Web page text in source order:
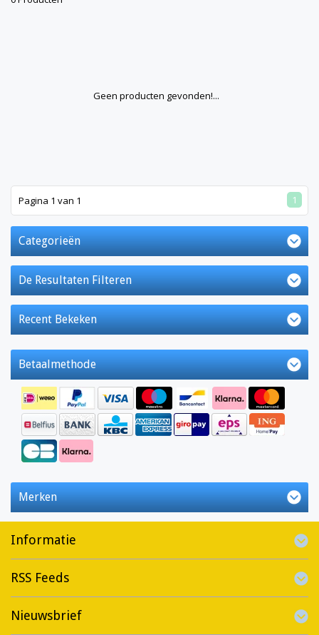
Geen producten gevonden!...
Pagina 1 van 1 1
Categorieën
De Resultaten Filteren
Recent Bekeken
Betaalmethode
Merken
Informatie
RSS Feeds
Nieuwsbrief